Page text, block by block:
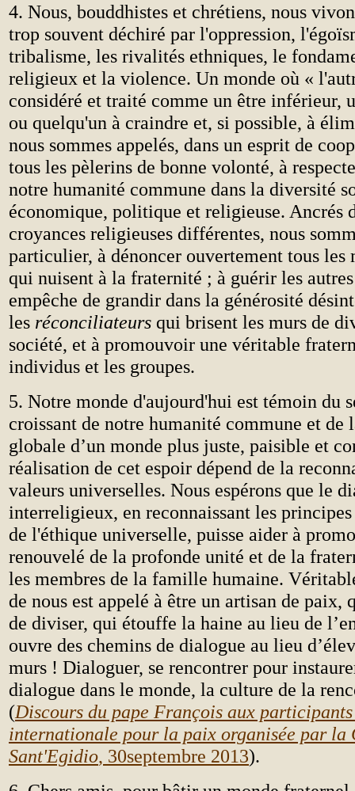
4. Nous, bouddhistes et chrétiens, nous
trop souvent déchiré par l'oppression,
tribalisme, les rivalités ethniques, le
religieux et la violence. Un monde où «
considéré et traité comme un être inférieur,
ou quelqu'un à craindre et, si possible, à
nous sommes appelés, dans un esprit de
tous les pèlerins de bonne volonté, à
notre humanité commune dans la diversité
économique, politique et religieuse. Ancrés
croyances religieuses différentes, nous
particulier, à dénoncer ouvertement tous les
qui nuisent à la fraternité ; à guérir les
empêche de grandir dans la générosité
les réconciliateurs qui brisent les murs de
société, et à promouvoir une véritable
individus et les groupes.
5. Notre monde d'aujourd'hui est témoin du
croissant de notre humanité commune et de
globale d’un monde plus juste, paisible et
réalisation de cet espoir dépend de la
valeurs universelles. Nous espérons que le
interreligieux, en reconnaissant les
de l'éthique universelle, puisse aider à
renouvelé de la profonde unité et de la
les membres de la famille humaine.
de nous est appelé à être un artisan de paix,
de diviser, qui étouffe la haine au lieu de
ouvre des chemins de dialogue au lieu
murs ! Dialoguer, se rencontrer pour
dialogue dans le monde, la culture de la
(Discours du pape François aux
internationale pour la paix organisée par la
Sant'Egidio, 30septembre 2013).